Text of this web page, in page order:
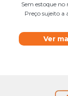
Sem estoque
Preço sujeito a
Ver